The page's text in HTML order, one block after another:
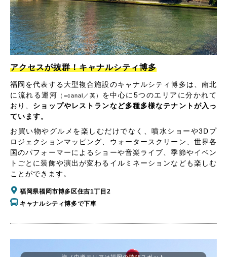
アクセスが抜群！キャナルシティ博多
福岡を代表する大型複合施設のキャナルシティ博多は、南北
に流れる運河 （=canal／英）
を中心に5つのエリアに分かれて
おり、 ショップやレストランなど多種多様なテナントが入っ
ています。
お買い物やグルメを楽しむだけでなく、噴水ショーや3Dプ
ロジェクションマッピング、ウォータースクリーン、世界各
国のパフォーマーによるショーや音楽ライブ、季節やイベン
トごとに装飾や演出が変わるイルミネーションなども楽しむ
ことができます。
福岡県福岡市博多区住吉1丁目2
キャナルシティ博多で下車